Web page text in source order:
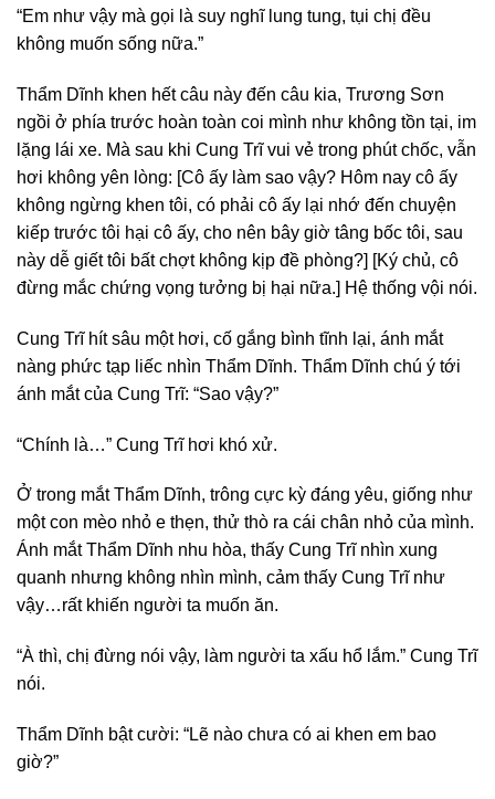
“Em như vậy mà gọi là suy nghĩ lung tung, tụi chị đều
không muốn sống nữa.”
Thẩm Dĩnh khen hết câu này đến câu kia, Trương Sơn
ngồi ở phía trước hoàn toàn coi mình như không tồn tại, im
lặng lái xe. Mà sau khi Cung Trĩ vui vẻ trong phút chốc, vẫn
hơi không yên lòng: [Cô ấy làm sao vậy? Hôm nay cô ấy
không ngừng khen tôi, có phải cô ấy lại nhớ đến chuyện
kiếp trước tôi hại cô ấy, cho nên bây giờ tâng bốc tôi, sau
này dễ giết tôi bất chợt không kịp đề phòng?] [Ký chủ, cô
đừng mắc chứng vọng tưởng bị hại nữa.] Hệ thống vội nói.
Cung Trĩ hít sâu một hơi, cố gắng bình tĩnh lại, ánh mắt
nàng phức tạp liếc nhìn Thẩm Dĩnh. Thẩm Dĩnh chú ý tới
ánh mắt của Cung Trĩ: “Sao vậy?”
“Chính là…” Cung Trĩ hơi khó xử.
Ở trong mắt Thẩm Dĩnh, trông cực kỳ đáng yêu, giống như
một con mèo nhỏ e thẹn, thử thò ra cái chân nhỏ của mình.
Ánh mắt Thẩm Dĩnh nhu hòa, thấy Cung Trĩ nhìn xung
quanh nhưng không nhìn mình, cảm thấy Cung Trĩ như
vậy…rất khiến người ta muốn ăn.
“À thì, chị đừng nói vậy, làm người ta xấu hổ lắm.” Cung Trĩ
nói.
Thẩm Dĩnh bật cười: “Lẽ nào chưa có ai khen em bao
giờ?”